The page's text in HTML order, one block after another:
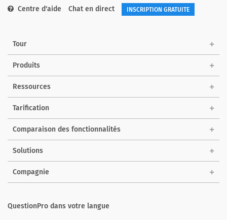
Centre d'aide Chat en direct INSCRIPTION GRATUITE
Tour
Produits
Ressources
Tarification
Comparaison des fonctionnalités
Solutions
Compagnie
QuestionPro dans votre langue